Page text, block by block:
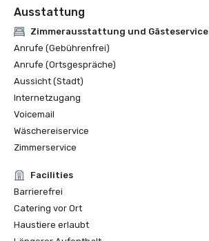
Ausstattung
Zimmerausstattung und Gästeservice
Anrufe (Gebührenfrei)
Anrufe (Ortsgespräche)
Aussicht (Stadt)
Internetzugang
Voicemail
Wäschereiservice
Zimmerservice
Facilities
Barrierefrei
Catering vor Ort
Haustiere erlaubt